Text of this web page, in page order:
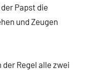
Papst die
und Zeugen
Regel alle zwei